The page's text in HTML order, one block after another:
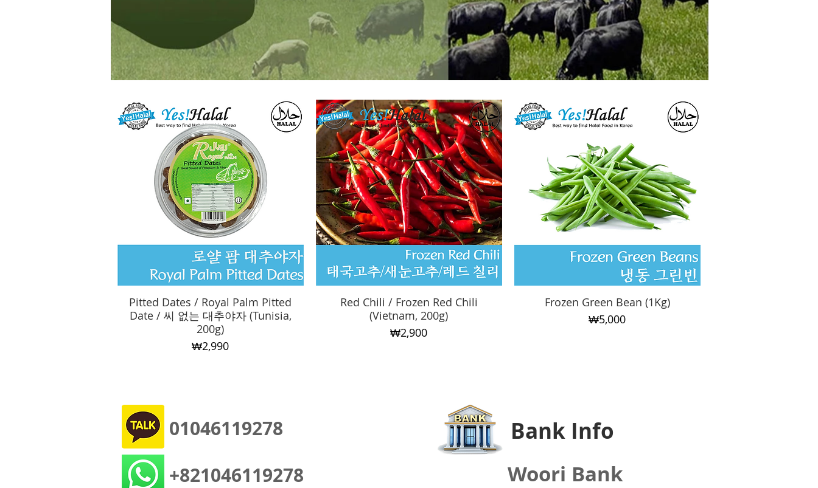
Quick View
Pitted Dates / Royal Palm Pitted
Date / 씨 없는 대추야자 (Tunisia,
200g)
Price
₩2,990
Quick View
Red Chili / Frozen Red Chili
(Vietnam, 200g)
Price
₩2,900
Quick View
Frozen Green Bean (1Kg)
Price
₩5,000
Bank Info
Woori Bank
+821046119278
01046119278